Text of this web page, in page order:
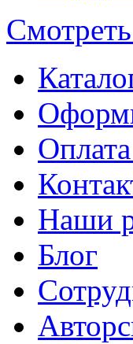
Наши
Блог